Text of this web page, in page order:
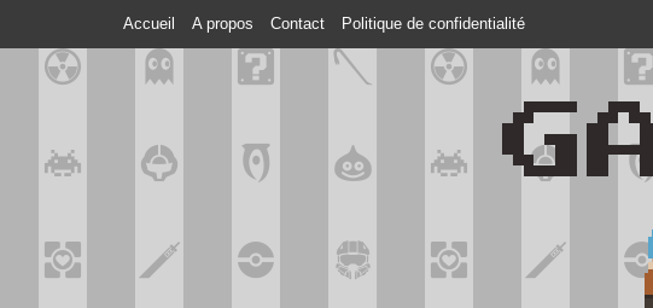
Accueil A propos Contact Politique de confidentialité